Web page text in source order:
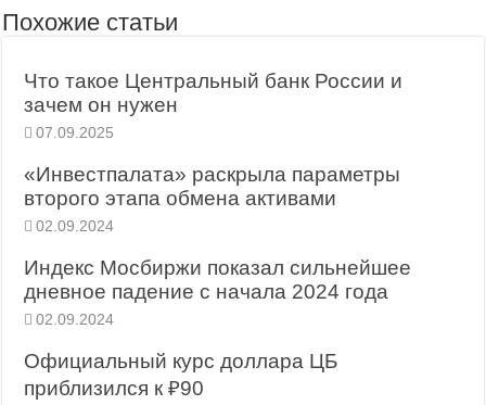
Похожие статьи
Что такое Центральный банк России и
зачем он нужен
07.09.2025
«Инвестпалата» раскрыла параметры
второго этапа обмена активами
02.09.2024
Индекс Мосбиржи показал сильнейшее
дневное падение с начала 2024 года
02.09.2024
Официальный курс доллара ЦБ
приблизился к ₽90